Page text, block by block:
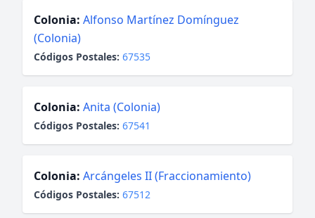
Colonia: Alfonso Martínez Domínguez
(Colonia)
Códigos Postales: 67535
Colonia: Anita (Colonia)
Códigos Postales: 67541
Colonia: Arcángeles II (Fraccionamiento)
Códigos Postales: 67512